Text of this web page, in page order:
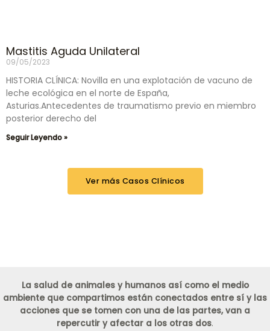
Mastitis Aguda Unilateral
09/05/2023
HISTORIA CLÍNICA: Novilla en una explotación de vacuno de
leche ecológica en el norte de España,
Asturias.Antecedentes de traumatismo previo en miembro
posterior derecho del
Seguir Leyendo »
Ver más Casos Clínicos
La salud de animales y humanos así como el medio
ambiente que compartimos están conectados entre sí y las
acciones que se tomen con una de las partes, van a
repercutir y afectar a los otras dos.